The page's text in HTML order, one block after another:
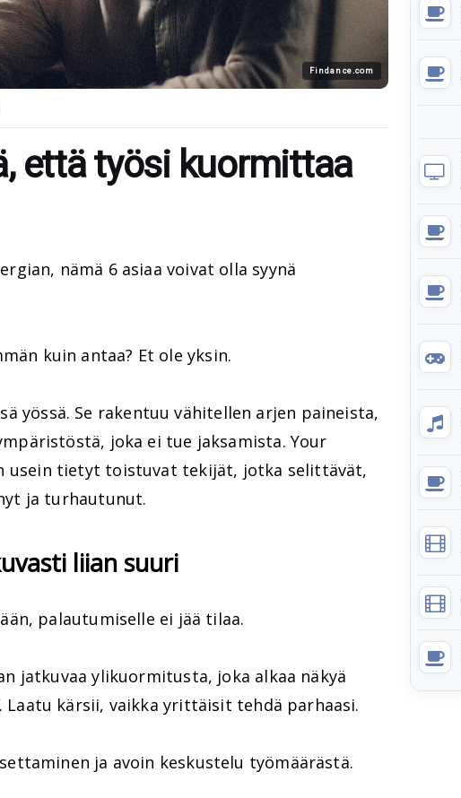
Findance.com
että työsi kuormittaa
nämä 6 asiaa voivat olla syynä
kuin antaa? Et ole yksin.
yössä. Se rakentuu vähitellen arjen paineista,
joka ei tue jaksamista. Your
usein tietyt toistuvat tekijät, jotka selittävät,
ja turhautunut.
liian suuri
palautumiselle ei jää tilaa.
jatkuvaa ylikuormitusta, joka alkaa näkyä
Laatu kärsii, vaikka yrittäisit tehdä parhaasi.
ja avoin keskustelu työmäärästä.